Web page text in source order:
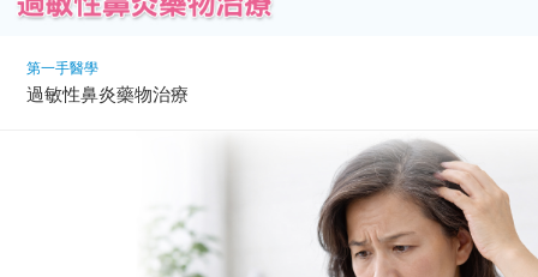
第一手醫學
過敏性鼻炎藥物治療